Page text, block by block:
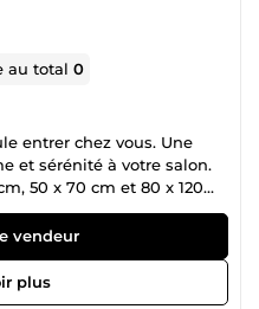
au total0
entrer chez vous. Une
et sérénité à votre salon.
50 x 70 cm et 80 x 120
détails.
vendeur
plus